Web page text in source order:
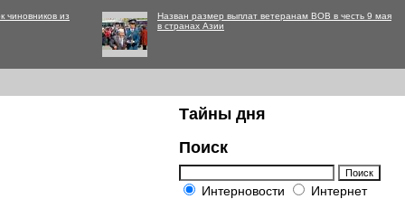
чиновников из
Назван размер выплат ветеранам ВОВ в честь 9 мая
в странах Азии
Тайны дня
Поиск
Интерновости Интернет